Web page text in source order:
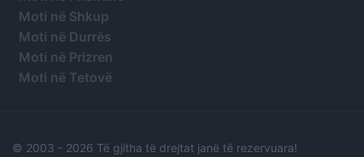
Moti në Shkup
Moti në Durrës
Moti në Prizren
Moti në Tetovë
© 2003 - 2026 Të gjitha të drejtat janë të rezervuara!